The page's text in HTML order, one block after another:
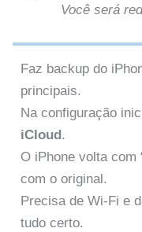
Você será
Faz backup do
principais.
Na configuração
iCloud .
O iPhone volta com
com o original.
Precisa de Wi-Fi e
tudo certo.